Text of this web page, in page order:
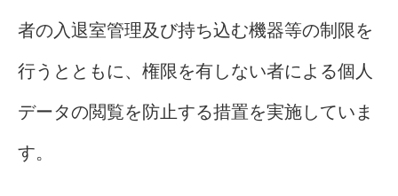
者の入退室管理及び持ち込む機器等の制限を
行うとともに、権限を有しない者による個人
データの閲覧を防止する措置を実施していま
す。